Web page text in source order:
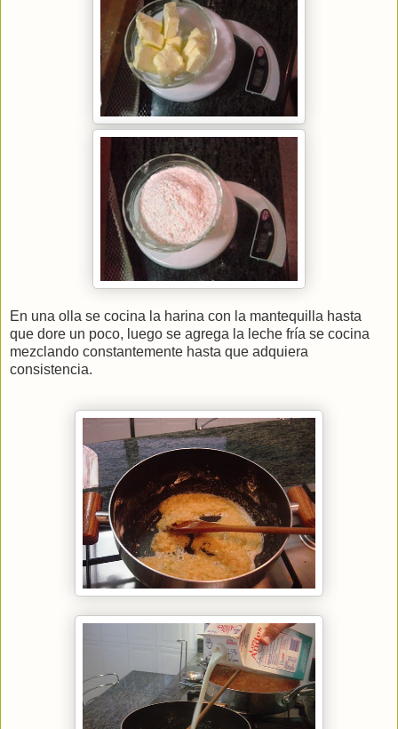
En una olla se cocina la harina con la mantequilla hasta
que dore un poco, luego se agrega la leche fría se cocina
mezclando constantemente hasta que adquiera
consistencia.